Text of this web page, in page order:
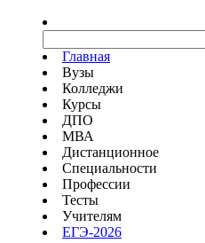
Главная
Вузы
Колледжи
Курсы
ДПО
МВА
Дистанционное
Специальности
Профессии
Тесты
Учителям
ЕГЭ-2026